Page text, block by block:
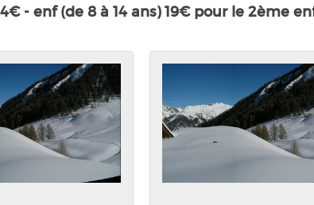
- enf (de 8 à 14 ans) 19€ pour le 2ème